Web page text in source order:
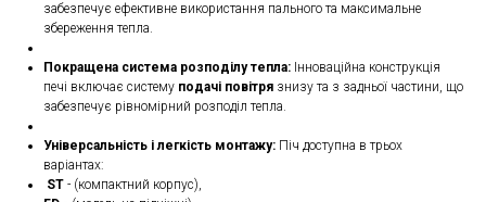
забезпечує ефективне використання пального та максимальне
збереження тепла.
Покращена система розподілу тепла: Інноваційна конструкція
печі включає систему подачі повітря знизу та з задньої частини, що
забезпечує рівномірний розподіл тепла.
Універсальність і легкість монтажу: Піч доступна в трьох
варіантах:
ST - (компактний корпус),